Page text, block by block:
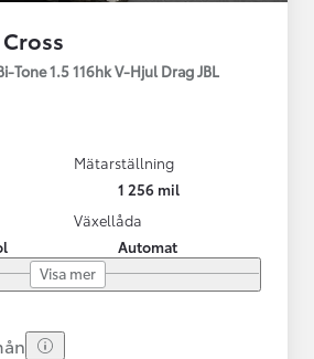
Tone 1.5 116hk V-Hjul Drag JBL
Mätarställning
1 256 mil
Växellåda
Automat
Visa mer